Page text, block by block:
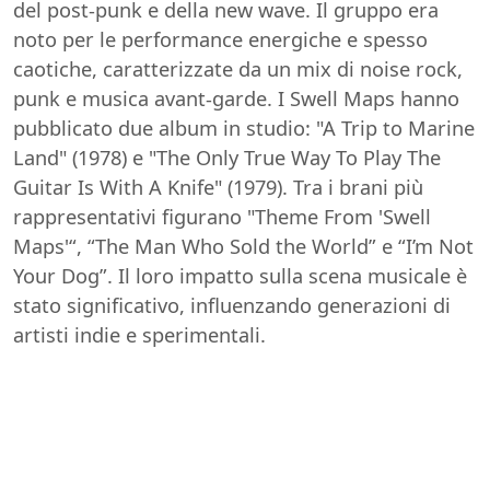
del post-punk e della new wave. Il gruppo era
noto per le performance energiche e spesso
caotiche, caratterizzate da un mix di noise rock,
punk e musica avant-garde. I Swell Maps hanno
pubblicato due album in studio: "A Trip to Marine
Land" (1978) e "The Only True Way To Play The
Guitar Is With A Knife" (1979). Tra i brani più
rappresentativi figurano "Theme From 'Swell
Maps'“, “The Man Who Sold the World” e “I’m Not
Your Dog”. Il loro impatto sulla scena musicale è
stato significativo, influenzando generazioni di
artisti indie e sperimentali.